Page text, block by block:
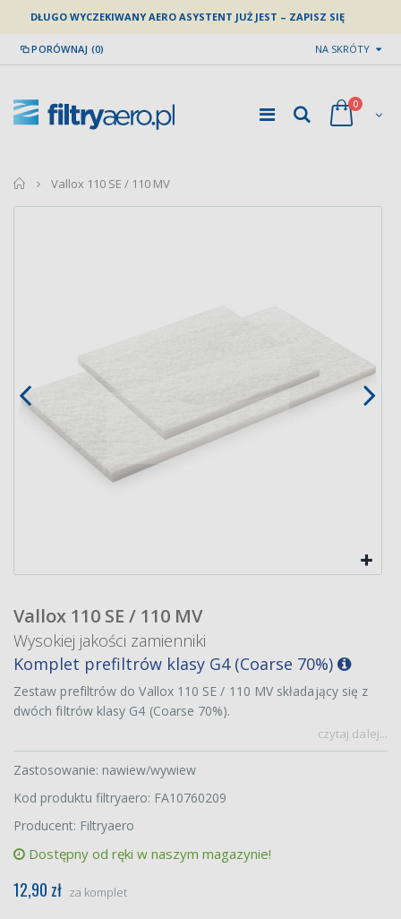
DŁUGO WYCZEKIWANY AERO ASYSTENT JUŻ JEST – ZAPISZ SIĘ
PORÓWNAJ (0) NA SKRÓTY
0
home
Vallox 110 SE / 110 MV
Vallox 110 SE / 110 MV
Wysokiej jakości zamienniki
Komplet prefiltrów klasy G4 (Coarse 70%)
Zestaw prefiltrów do Vallox 110 SE / 110 MV składający się z
dwóch filtrów klasy G4 (Coarse 70%).
czytaj dalej...
Zastosowanie: nawiew/wywiew
Kod produktu filtryaero: FA10760209
Producent: Filtryaero
Dostępny od ręki w naszym magazynie!
12,90 zł za komplet